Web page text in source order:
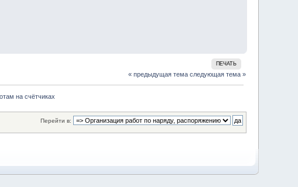
ПЕЧАТЬ
« предыдущая тема следующая тема »
на счётчиках
Перейти в: